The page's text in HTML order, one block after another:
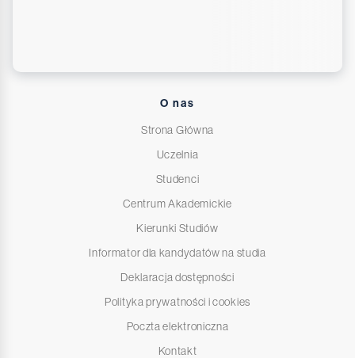
O nas
Strona Główna
Uczelnia
Studenci
Centrum Akademickie
Kierunki Studiów
Informator dla kandydatów na studia
Deklaracja dostępności
Polityka prywatności i cookies
Poczta elektroniczna
Kontakt